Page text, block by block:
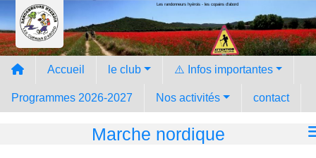
Les randonneurs hyèrois - les copains d'abord
Accueil le club ⚠️ Infos importantes
Programmes 2026-2027 Nos activités contact
Marche nordique
Panneau de gestion des cookies